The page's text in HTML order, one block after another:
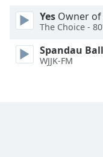
Reset
Close
Modal
Dialog
Yes Owner of
The Choice -
Spandau
WJJK-FM